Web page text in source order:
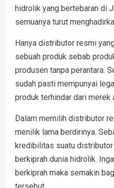
hidrolik yang bertebaran di
semuanya turut
Hanya distributor resmi
sebuah produk sebab
produsen tanpa perantara.
sudah pasti mempunyai
produk terhindar dari merek
Dalam memilih distributor
menilik lama berdirinya.
kredibilitas suatu distributor
berkiprah dunia hidrolik.
berkiprah maka semakin